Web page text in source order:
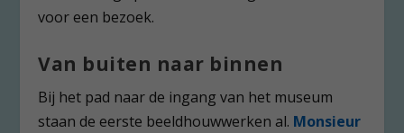
voor een bezoek.
Van buiten naar binnen
Bij het pad naar de ingang van het museum
staan de eerste beeldhouwwerken al. Monsieur